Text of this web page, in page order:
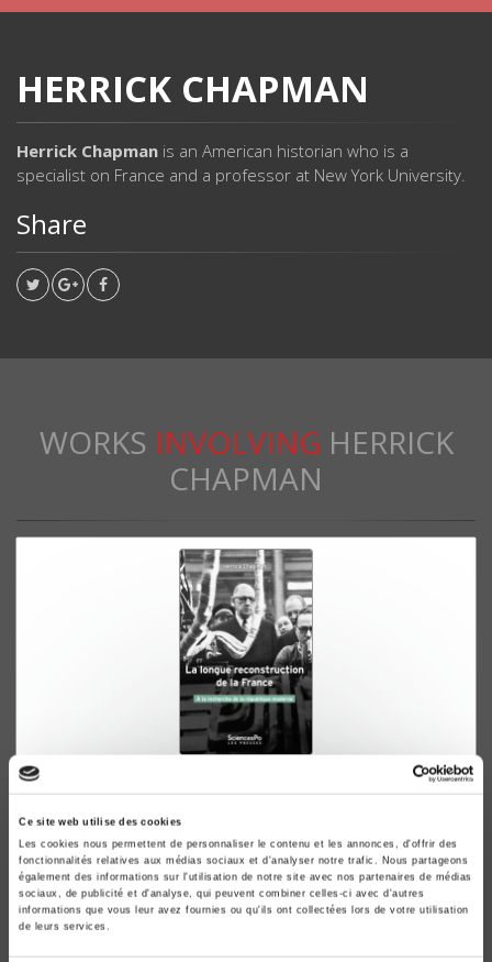
Ce site web utilise des cookies
Les cookies nous permettent de personnaliser le contenu et les annonces, d'offrir des
fonctionnalités relatives aux médias sociaux et d'analyser notre trafic. Nous partageons
également des informations sur l'utilisation de notre site avec nos partenaires de médias
sociaux, de publicité et d'analyse, qui peuvent combiner celles-ci avec d'autres
informations que vous leur avez fournies ou qu'ils ont collectées lors de votre utilisation
de leurs services.
HERRICK CHAPMAN
Herrick Chapman is an American historian who is a
specialist on France and a professor at New York University.
Share
WORKS INVOLVING HERRICK
CHAPMAN
La longue reconstruction de la France
A la recherche de la République moderne
Herrick Chapman